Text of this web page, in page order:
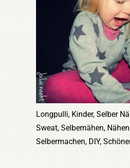
Longpulli, Kinder, Selber
Sweat, Selbernähen,
Selbermachen, DIY,